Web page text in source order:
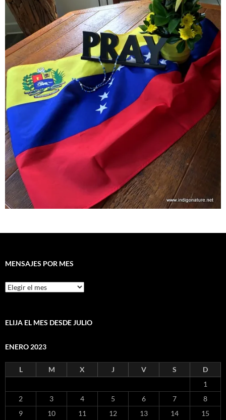
MENSAJES POR MES
Mensajes
por
ELIJA EL MES DESDE JULIO
ENERO 2023
L M X J V S
D
1
2
3 4 5 6 7
8
9
10 11 12 13 14
15